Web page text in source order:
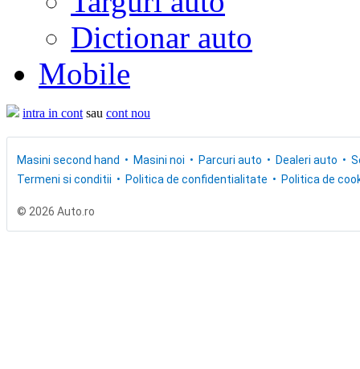
Dictionar auto
Mobile
intra in cont sau cont nou
Masini second hand Masini noi Parcuri auto Dealeri auto
Termeni si conditii
Politica de confidentialitate Politica de
© 2026 Auto.ro